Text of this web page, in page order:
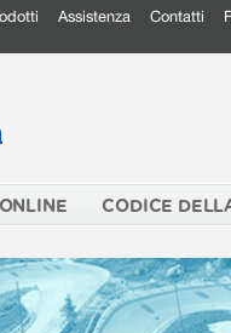
Assistenza Contatti
CODICE